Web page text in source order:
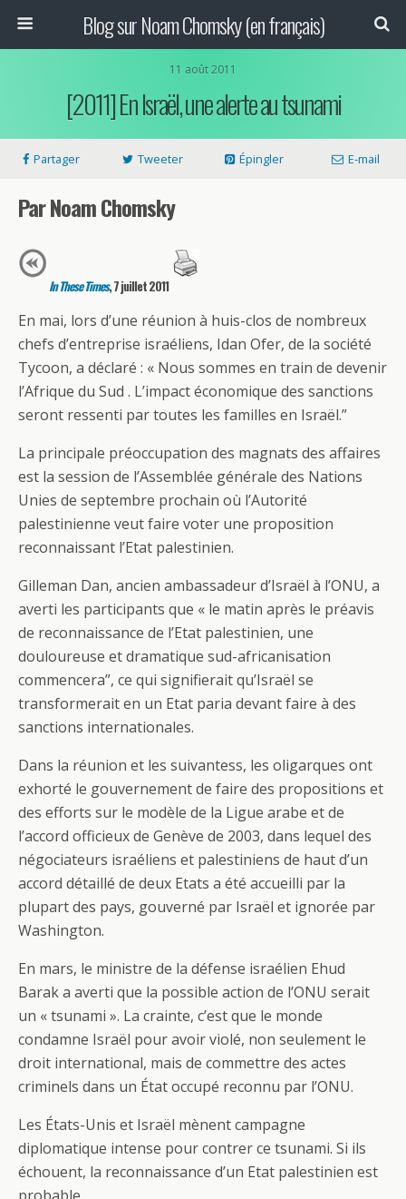
Blog sur Noam Chomsky (en français)
11 août 2011
[2011] En Israël, une alerte au tsunami
Partager Tweeter Épingler E-mail
Par Noam Chomsky
In These Times, 7 juillet 2011
En mai, lors d’une réunion à huis-clos de nombreux
chefs d’entreprise israéliens, Idan Ofer, de la société
Tycoon, a déclaré : « Nous sommes en train de devenir
l’Afrique du Sud . L’impact économique des sanctions
seront ressenti par toutes les familles en Israël.”
La principale préoccupation des magnats des affaires
est la session de l’Assemblée générale des Nations
Unies de septembre prochain où l’Autorité
palestinienne veut faire voter une proposition
reconnaissant l’Etat palestinien.
Gilleman Dan, ancien ambassadeur d’Israël à l’ONU, a
averti les participants que « le matin après le préavis
de reconnaissance de l’Etat palestinien, une
douloureuse et dramatique sud-africanisation
commencera”, ce qui signifierait qu’Israël se
transformerait en un Etat paria devant faire à des
sanctions internationales.
Dans la réunion et les suivantess, les oligarques ont
exhorté le gouvernement de faire des propositions et
des efforts sur le modèle de la Ligue arabe et de
l’accord officieux de Genève de 2003, dans lequel des
négociateurs israéliens et palestiniens de haut d’un
accord détaillé de deux Etats a été accueilli par la
plupart des pays, gouverné par Israël et ignorée par
Washington.
En mars, le ministre de la défense israélien Ehud
Barak a averti que la possible action de l’ONU serait
un « tsunami ». La crainte, c’est que le monde
condamne Israël pour avoir violé, non seulement le
droit international, mais de commettre des actes
criminels dans un État occupé reconnu par l’ONU.
Les États-Unis et Israël mènent campagne
diplomatique intense pour contrer ce tsunami. Si ils
échouent, la reconnaissance d’un Etat palestinien est